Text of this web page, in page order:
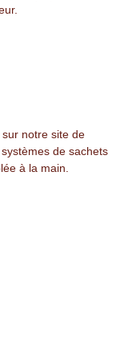
notre site de
de sachets
à la main.